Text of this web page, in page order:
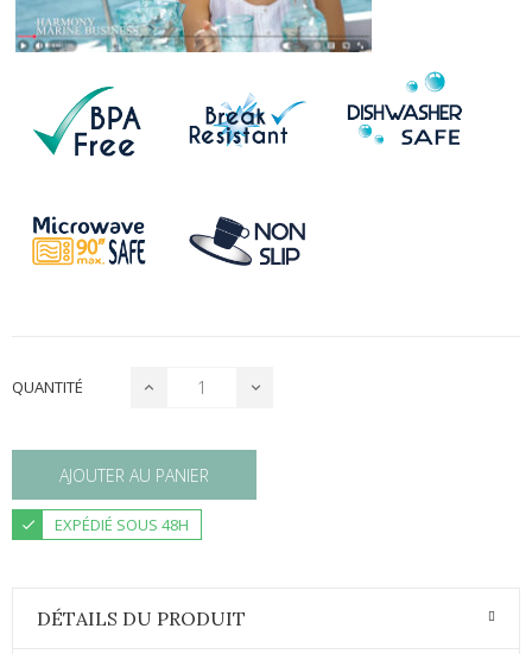
QUANTITÉ
AJOUTER AU PANIER
EXPÉDIÉ SOUS 48H
DÉTAILS DU PRODUIT